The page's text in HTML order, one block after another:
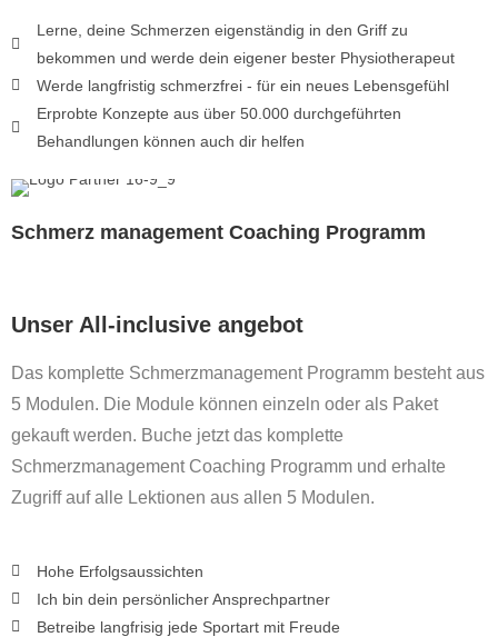
Lerne, deine Schmerzen eigenständig in den Griff zu
bekommen und werde dein eigener bester Physiotherapeut
Werde langfristig schmerzfrei - für ein neues Lebensgefühl
Erprobte Konzepte aus über 50.000 durchgeführten
Behandlungen können auch dir helfen
Schmerz management Coaching Programm
Unser All-inclusive angebot
Das komplette Schmerzmanagement Programm besteht aus
5 Modulen. Die Module können einzeln oder als Paket
gekauft werden. Buche jetzt das komplette
Schmerzmanagement Coaching Programm und erhalte
Zugriff auf alle Lektionen aus allen 5 Modulen.
Hohe Erfolgsaussichten
Ich bin dein persönlicher Ansprechpartner
Betreibe langfrisig jede Sportart mit Freude